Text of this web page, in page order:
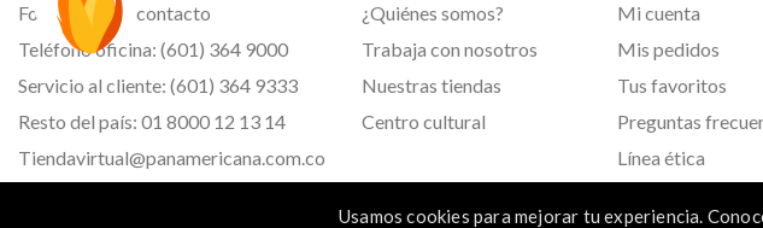
Usamos cookies para mejorar tu experiencia.
Formulario de contacto
Teléfono oficina: (601) 364 9000
Servicio al cliente: (601) 364 9333
Resto del país: 01 8000 12 13 14
Tiendavirtual@panamericana.com.co
¿Quiénes somos?
Trabaja con nosotros
Nuestras tiendas
Centro cultural
Mi cuenta
Mis pedidos
Tus favoritos
Preguntas
Línea ética